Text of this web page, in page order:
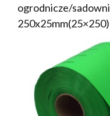
ogrodnicze/